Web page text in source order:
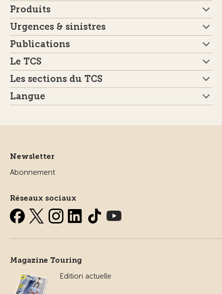
Produits
Urgences & sinistres
Publications
Le TCS
Les sections du TCS
Langue
Newsletter
Abonnement
Réseaux sociaux
Magazine Touring
Edition actuelle